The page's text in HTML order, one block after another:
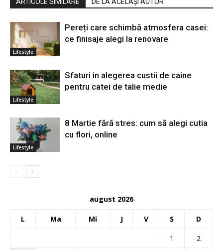
Lifestyle
Pereți care schimbă atmosfera casei:
ce finisaje alegi la renovare
Lifestyle
Sfaturi in alegerea custii de caine
pentru catei de talie medie
Lifestyle
8 Martie fără stres: cum să alegi cutia
cu flori, online
august 2026
L Ma Mi J V S D
1
2